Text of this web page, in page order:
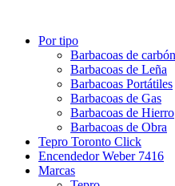
Por tipo
Barbacoas de carbón
Barbacoas de Leña
Barbacoas Portátiles
Barbacoas de Gas
Barbacoas de Hierro
Barbacoas de Obra
Tepro Toronto Click
Encendedor Weber 7416
Marcas